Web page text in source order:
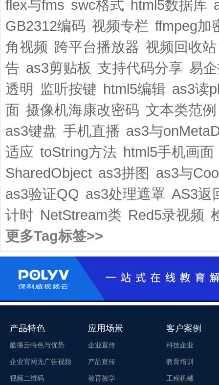
flex与fms swc格式 html5数据库
GB2312编码 视频专栏 ffmpeg加
角视频 跨平台播放器 视频回收站
告 as3剪贴板 支持代码分享 易
透明 监听按键 html5编辑 as3读
面 摄像机海康改密码 文本类范例
as3键盘 手机直播 as3与
适应 toString方法 html5手机画面
SharedObject as3拼图 as3与
as3验证QQ as3处理遮罩 AS3返
计时 NetStream类 Red5录视频
更多Tag标签>>
产品特色
酷播云特色与优势
企业官网无广告视频
视频二维码
应用场景
企业宣传
产品宣传
教育教学
客户案例
科技企业
教育培训
工程机械